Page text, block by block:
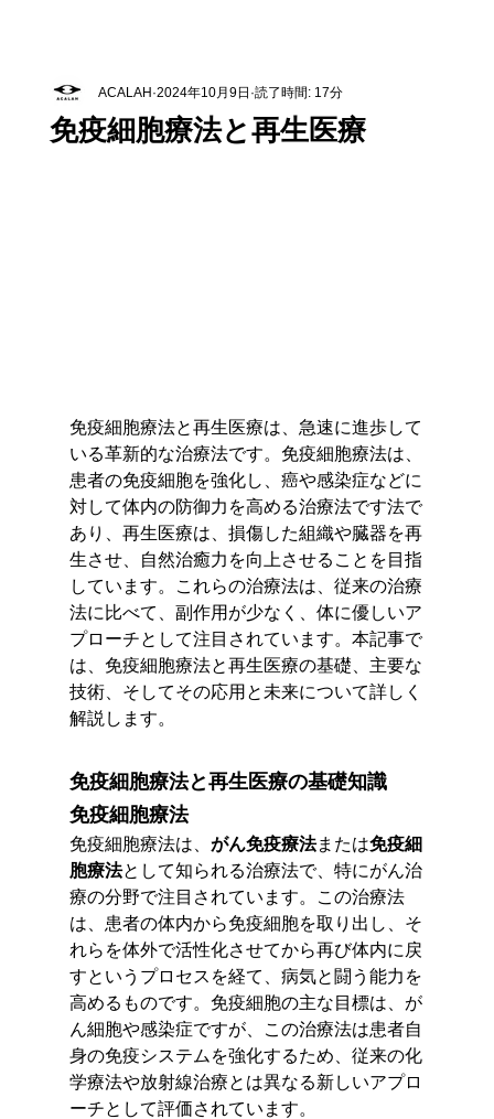
免疫細胞療法と再生医療
ACALAH 2024年10月9日 読了時間: 17分
免疫細胞療法と再生医療は、急速に進歩して
いる革新的な治療法です。免疫細胞療法は、
患者の免疫細胞を強化し、癌や感染症などに
対して体内の防御力を高める治療法です法で
あり、再生医療は、損傷した組織や臓器を再
生させ、自然治癒力を向上させることを目指
しています。これらの治療法は、従来の治療
法に比べて、副作用が少なく、体に優しいア
プローチとして注目されています。本記事で
は、免疫細胞療法と再生医療の基礎、主要な
技術、そしてその応用と未来について詳しく
解説します。
免疫細胞療法と再生医療の基礎知識
免疫細胞療法
免疫細胞療法は、 がん免疫療法または免疫細
胞療法として知られる治療法で、特にがん治
療の分野で注目されています。この治療法
は、患者の体内から免疫細胞を取り出し、そ
れらを体外で活性化させてから再び体内に戻
すというプロセスを経て、病気と闘う能力を
高めるものです。免疫細胞の主な目標は、が
ん細胞や感染症ですが、この治療法は患者自
身の免疫システムを強化するため、従来の化
学療法や放射線治療とは異なる新しいアプロ
ーチとして評価されています。